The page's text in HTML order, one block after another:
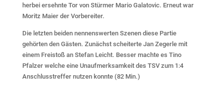
herbei ersehnte Tor von Stürmer Mario Galatovic. Erneut war
Moritz Maier der Vorbereiter.
Die letzten beiden nennenswerten Szenen diese Partie
gehörten den Gästen. Zunächst scheiterte Jan Zegerle mit
einem Freistoß an Stefan Leicht. Besser machte es Tino
Pfalzer welche eine Unaufmerksamkeit des TSV zum 1:4
Anschlusstreffer nutzen konnte (82 Min.)